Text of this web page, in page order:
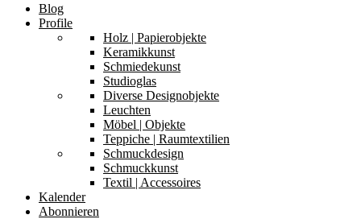
Blog
Profile
Holz | Papierobjekte
Keramikkunst
Schmiedekunst
Studioglas
Diverse Designobjekte
Leuchten
Möbel | Objekte
Teppiche | Raumtextilien
Schmuckdesign
Schmuckkunst
Textil | Accessoires
Kalender
Abonnieren